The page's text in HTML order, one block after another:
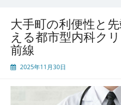
差
す
手
大手町の利便性と
える都市型内科ク
前線
2025年11月30日